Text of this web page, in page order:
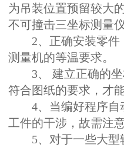
为吊装位置预留较大
不可撞击三坐标测量
2、正确安装零件
测量机的等温要求。
3、 建立正确的坐
符合图纸的要求，才
4、当编好程序自
工件的干涉，故需注
5、对于一些大型